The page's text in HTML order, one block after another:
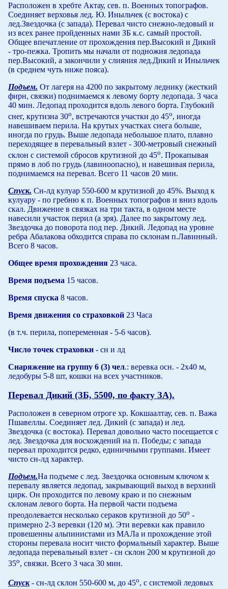
Расположен в хребте Актау, сев. п. Военных топографов.
Соединяет верховья лед. Ю. Иныльчек (с востока) с
лед.Звездочка (с запада). Перевал чисто снежно-ледовый и
из всех ранее пройденных нами ЗБ к.с. самый простой.
Общее впечатление от прохождения пер.Высокий и Дикий
- тро-пежка. Тропить мы начали от подножия ледопада
пер.Высокий, а закончили у слияния лед.Дикий и Иныльчек
(в среднем чуть ниже пояса).
Подъем. От лагеря на 4200 по закрытому леднику (жесткий
фирн, связки) поднимаемся к левому борту ледопада. 3 часа
40 мин. Ледопад проходится вдоль левого борта. Глубокий
снег, крутизна 30о, встречаются участки до 45о, иногда
навешиваем перила. На крутых участках снега больше,
иногда по грудь. Выше ледопада небольшое плато, плавно
переходящее в перевальный взлет - 300-метровый снежный
склон с системой сбросов крутизной до 45о. Прокапывая
прямо в лоб по грудь (лавиноопасно), и навешивая перила,
поднимаемся на перевал. Всего 11 часов 20 мин.
Спуск. Сн-лд кулуар 550-600 м крутизной до 45%. Выход к
кулуару - по гребню к п. Военных топографов и вниз вдоль
скал. Движение в связках на три такта, в одном месте
навесили участок перил (а зря). Далее по закрытому лед.
Звездочка до поворота под пер. Дикий. Ледопад на уровне
ребра Абалакова обходится справа по склонам п.Лавинный.
Всего 8 часов.
Общее время прохождения 23 часа.
Время подъема 15 часов.
Время спуска 8 часов.
Время движения со страховкой 23 Часа
(в т.ч. перила, попеременная - 5-6 часов).
Число точек страховки - сн и лд
Снаряжение на группу 6 (3) чел.: веревка осн. - 2х40 м,
ледобуры 5-8 шт, кошки на всех участников.
Перевал Дикий (ЗБ, 5500, по факту ЗА).
Расположен в северном отроге хр. Кокшаалтау, сев. п. Важа
Пшавеллы. Соединяет лед. Дикий (с запада) и лед.
Звездочка (с востока). Перевал довольно часто посещается с
лед. Звездочка для восхождений на п. Победы; с запада
перевал проходится редко, единичными группами. Имеет
чисто сн-лд характер.
Подъем.На подъеме с лед. Звездочка основным ключом к
перевалу является ледопад, закрывающий выход в верхний
цирк. Он проходится по левому краю и по снежным
склонам левого борта. На первой части подъема
преодолевается несколько сераков крутизной до 50о -
примерно 2-3 веревки (120 м). Эти веревки как правило
провешенны альпинистами из МАЛа и прохождение этой
стороны перевала носит чисто формальный характер. Выше
ледопада перевальный взлет - сн склон 200 м крутизной до
35о, связки. Всего 3 часа 30 мин.
Спуск- сн-лд склон 550-600 м, до 45о, с системой ледовых